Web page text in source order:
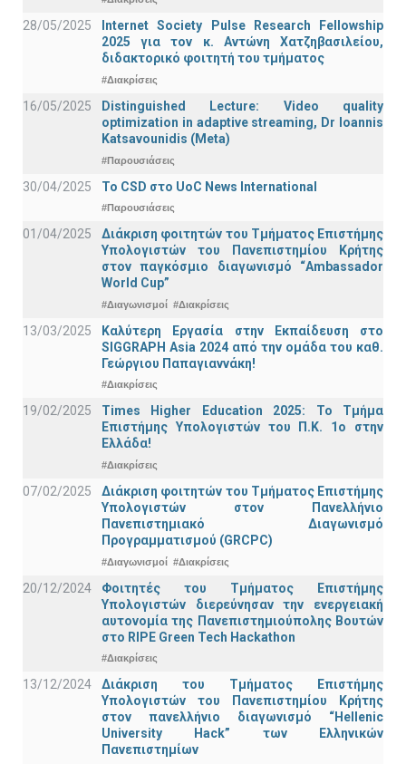
28/05/2025
Internet Society Pulse Research Fellowship
2025 για τον κ. Αντώνη Χατζηβασιλείου,
διδακτορικό φοιτητή του τμήματος
#Διακρίσεις
16/05/2025
Distinguished Lecture: Video quality
optimization in adaptive streaming, Dr Ioannis
Katsavounidis (Meta)
#Παρουσιάσεις
30/04/2025 To CSD στο UoC News International
#Παρουσιάσεις
01/04/2025
Διάκριση φοιτητών του Τμήματος Επιστήμης
Υπολογιστών του Πανεπιστημίου Κρήτης
στον παγκόσμιο διαγωνισμό “Ambassador
World Cup”
#Διαγωνισμοί #Διακρίσεις
13/03/2025
Καλύτερη Εργασία στην Εκπαίδευση στο
SIGGRAPH Asia 2024 από την ομάδα του καθ.
Γεώργιου Παπαγιαννάκη!
#Διακρίσεις
19/02/2025
Times Higher Education 2025: Το Τμήμα
Επιστήμης Υπολογιστών του Π.Κ. 1ο στην
Ελλάδα!
#Διακρίσεις
07/02/2025
Διάκριση φοιτητών του Τμήματος Επιστήμης
Υπολογιστών στον Πανελλήνιο
Πανεπιστημιακό Διαγωνισμό
Προγραμματισμού (GRCPC)
#Διαγωνισμοί #Διακρίσεις
20/12/2024
Φοιτητές του Τμήματος Επιστήμης
Υπολογιστών διερεύνησαν την ενεργειακή
αυτονομία της Πανεπιστημιούπολης Βουτών
στο RIPE Green Tech Hackathon
#Διακρίσεις
13/12/2024
Διάκριση του Τμήματος Επιστήμης
Υπολογιστών του Πανεπιστημίου Κρήτης
στον πανελλήνιο διαγωνισμό “Hellenic
University Hack” των Ελληνικών
Πανεπιστημίων